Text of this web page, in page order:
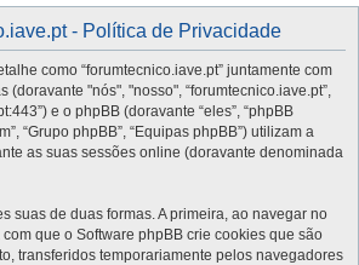
- Política de Privacidade
como “forumtecnico.iave.pt” juntamente com
(doravante "nós", "nosso", “forumtecnico.iave.pt”,
e o phpBB (doravante “eles”, “phpBB
“Grupo phpBB”, “Equipas phpBB”) utilizam a
as suas sessões online (doravante denominada
suas de duas formas. A primeira, ao navegar no
com que o Software phpBB crie cookies que são
transferidos temporariamente pelos navegadores